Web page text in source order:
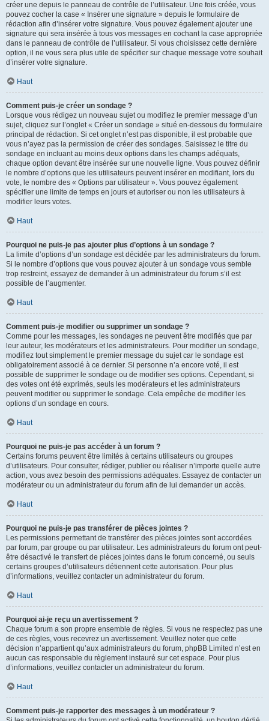
créer une depuis le panneau de contrôle de l’utilisateur. Une fois créée, vous
pouvez cocher la case « Insérer une signature » depuis le formulaire de
rédaction afin d’insérer votre signature. Vous pouvez également ajouter une
signature qui sera insérée à tous vos messages en cochant la case appropriée
dans le panneau de contrôle de l’utilisateur. Si vous choisissez cette dernière
option, il ne vous sera plus utile de spécifier sur chaque message votre souhait
d’insérer votre signature.
Haut
Comment puis-je créer un sondage ?
Lorsque vous rédigez un nouveau sujet ou modifiez le premier message d’un
sujet, cliquez sur l’onglet « Créer un sondage » situé en-dessous du formulaire
principal de rédaction. Si cet onglet n’est pas disponible, il est probable que
vous n’ayez pas la permission de créer des sondages. Saisissez le titre du
sondage en incluant au moins deux options dans les champs adéquats,
chaque option devant être insérée sur une nouvelle ligne. Vous pouvez définir
le nombre d’options que les utilisateurs peuvent insérer en modifiant, lors du
vote, le nombre des « Options par utilisateur ». Vous pouvez également
spécifier une limite de temps en jours et autoriser ou non les utilisateurs à
modifier leurs votes.
Haut
Pourquoi ne puis-je pas ajouter plus d’options à un sondage ?
La limite d’options d’un sondage est décidée par les administrateurs du forum.
Si le nombre d’options que vous pouvez ajouter à un sondage vous semble
trop restreint, essayez de demander à un administrateur du forum s’il est
possible de l’augmenter.
Haut
Comment puis-je modifier ou supprimer un sondage ?
Comme pour les messages, les sondages ne peuvent être modifiés que par
leur auteur, les modérateurs et les administrateurs. Pour modifier un sondage,
modifiez tout simplement le premier message du sujet car le sondage est
obligatoirement associé à ce dernier. Si personne n’a encore voté, il est
possible de supprimer le sondage ou de modifier ses options. Cependant, si
des votes ont été exprimés, seuls les modérateurs et les administrateurs
peuvent modifier ou supprimer le sondage. Cela empêche de modifier les
options d’un sondage en cours.
Haut
Pourquoi ne puis-je pas accéder à un forum ?
Certains forums peuvent être limités à certains utilisateurs ou groupes
d’utilisateurs. Pour consulter, rédiger, publier ou réaliser n’importe quelle autre
action, vous avez besoin des permissions adéquates. Essayez de contacter un
modérateur ou un administrateur du forum afin de lui demander un accès.
Haut
Pourquoi ne puis-je pas transférer de pièces jointes ?
Les permissions permettant de transférer des pièces jointes sont accordées
par forum, par groupe ou par utilisateur. Les administrateurs du forum ont peut-
être désactivé le transfert de pièces jointes dans le forum concerné, ou seuls
certains groupes d’utilisateurs détiennent cette autorisation. Pour plus
d’informations, veuillez contacter un administrateur du forum.
Haut
Pourquoi ai-je reçu un avertissement ?
Chaque forum a son propre ensemble de règles. Si vous ne respectez pas une
de ces règles, vous recevrez un avertissement. Veuillez noter que cette
décision n’appartient qu’aux administrateurs du forum, phpBB Limited n’est en
aucun cas responsable du règlement instauré sur cet espace. Pour plus
d’informations, veuillez contacter un administrateur du forum.
Haut
Comment puis-je rapporter des messages à un modérateur ?